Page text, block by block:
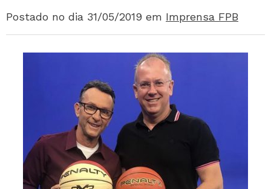
Postado no dia 31/05/2019 em Imprensa FPB